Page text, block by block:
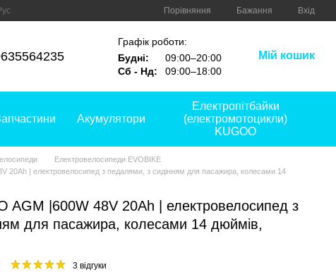
Порівняння Бажання Вхід
Графік роботи:
Будні:
09:00–20:00
Сб - Нд:
09:00–18:00
Мій кошик
Акумулятори
Електропітбайки
(електромотоцикли)
KUGOO
Електровелосипеди EVOBIKE
20Ah | електровелосипед з педалями, з сидінням для пасажира, колесами 14
AGM |600W 48V 20Ah | електровелосипед з
для пасажира, колесами 14 дюймів,
3 відгуки